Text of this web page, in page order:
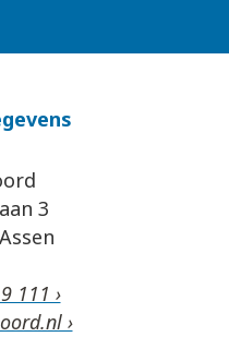
3
111 ›
›